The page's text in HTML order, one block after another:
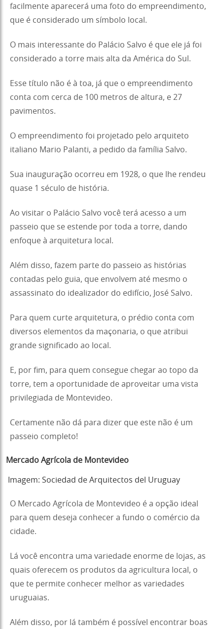
facilmente aparecerá uma foto do empreendimento,
que é considerado um símbolo local.
O mais interessante do Palácio Salvo é que ele já foi
considerado a torre mais alta da América do Sul.
Esse título não é à toa, já que o empreendimento
conta com cerca de 100 metros de altura, e 27
pavimentos.
O empreendimento foi projetado pelo arquiteto
italiano Mario Palanti, a pedido da família Salvo.
Sua inauguração ocorreu em 1928, o que lhe rendeu
quase 1 século de história.
Ao visitar o Palácio Salvo você terá acesso a um
passeio que se estende por toda a torre, dando
enfoque à arquitetura local.
Além disso, fazem parte do passeio as histórias
contadas pelo guia, que envolvem até mesmo o
assassinato do idealizador do edifício, José Salvo.
Para quem curte arquitetura, o prédio conta com
diversos elementos da maçonaria, o que atribui
grande significado ao local.
E, por fim, para quem consegue chegar ao topo da
torre, tem a oportunidade de aproveitar uma vista
privilegiada de Montevideo.
Certamente não dá para dizer que este não é um
passeio completo!
Mercado Agrícola de Montevideo
Imagem: Sociedad de Arquitectos del Uruguay
O Mercado Agrícola de Montevideo é a opção ideal
para quem deseja conhecer a fundo o comércio da
cidade.
Lá você encontra uma variedade enorme de lojas, as
quais oferecem os produtos da agricultura local, o
que te permite conhecer melhor as variedades
uruguaias.
Além disso, por lá também é possível encontrar boas